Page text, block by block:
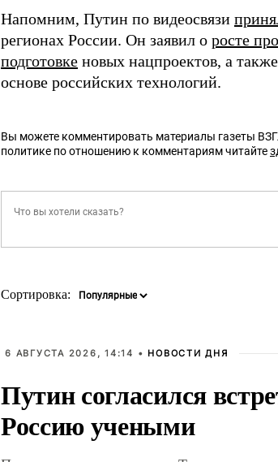
Напомним, Путин по видеосвязи
регионах России. Он заявил о росте
подготовке новых нацпроектов, а также
основе российских технологий.
Вы можете комментировать материалы газеты
политике по отношению к комментариям читайте
Сортировка:
6 АВГУСТА 2026, 14:14 • НОВОСТИ ДНЯ
Путин согласился
Россию учеными